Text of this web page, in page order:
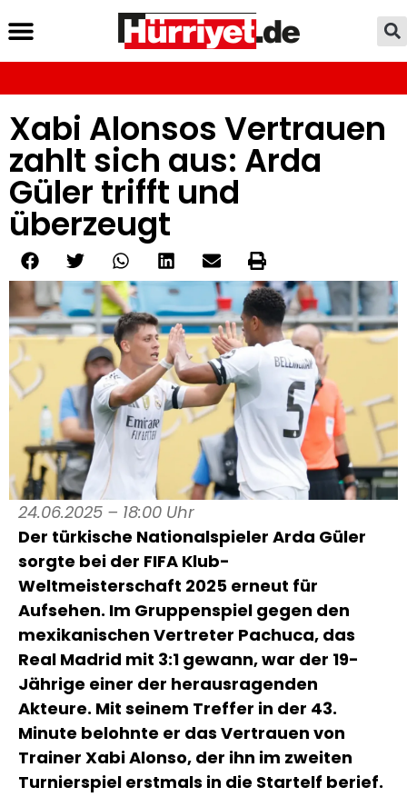
Xabi Alonsos Vertrauen
zahlt sich aus: Arda
Güler trifft und
überzeugt
24.06.2025 – 18:00 Uhr
Der türkische Nationalspieler Arda Güler
sorgte bei der FIFA Klub-
Weltmeisterschaft 2025 erneut für
Aufsehen. Im Gruppenspiel gegen den
mexikanischen Vertreter Pachuca, das
Real Madrid mit 3:1 gewann, war der 19-
Jährige einer der herausragenden
Akteure. Mit seinem Treffer in der 43.
Minute belohnte er das Vertrauen von
Trainer Xabi Alonso, der ihn im zweiten
Turnierspiel erstmals in die Startelf berief.